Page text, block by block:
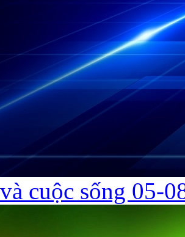
cuộc sống 05-